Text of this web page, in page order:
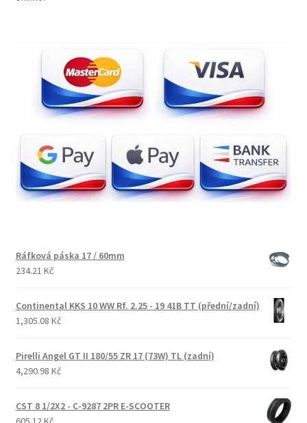
Ráfková páska 17 / 60mm
234.21 Kč
Continental KKS 10 WW Rf. 2.25 - 19 41B TT (přední/zadní)
1,305.08 Kč
Pirelli Angel GT II 180/55 ZR 17 (73W) TL (zadní)
4,290.98 Kč
CST 8 1/2X2 - C-9287 2PR E-SCOOTER